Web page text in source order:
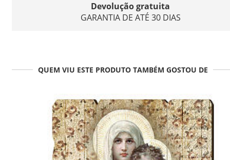
Devolução gratuita
GARANTIA DE ATÉ 30 DIAS
QUEM VIU ESTE PRODUTO TAMBÉM GOSTOU DE